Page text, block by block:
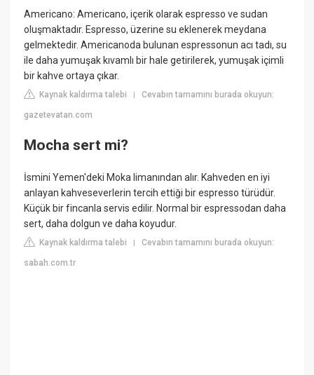
Americano: Americano, içerik olarak espresso ve sudan
oluşmaktadır. Espresso, üzerine su eklenerek meydana
gelmektedir. Americanoda bulunan espressonun acı tadı, su
ile daha yumuşak kıvamlı bir hale getirilerek, yumuşak içimli
bir kahve ortaya çıkar.
Kaynak kaldırma talebi |Cevabın tamamını burada okuyun:
gazetevatan.com
Mocha sert mi?
İsmini Yemen'deki Moka limanından alır. Kahveden en iyi
anlayan kahveseverlerin tercih ettiği bir espresso türüdür.
Küçük bir fincanla servis edilir. Normal bir espressodan daha
sert, daha dolgun ve daha koyudur.
Kaynak kaldırma talebi |Cevabın tamamını burada okuyun:
sabah.com.tr